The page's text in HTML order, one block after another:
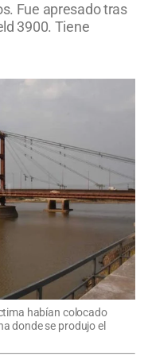
Fue apresado tras
3900. Tiene
habían colocado
donde se produjo el